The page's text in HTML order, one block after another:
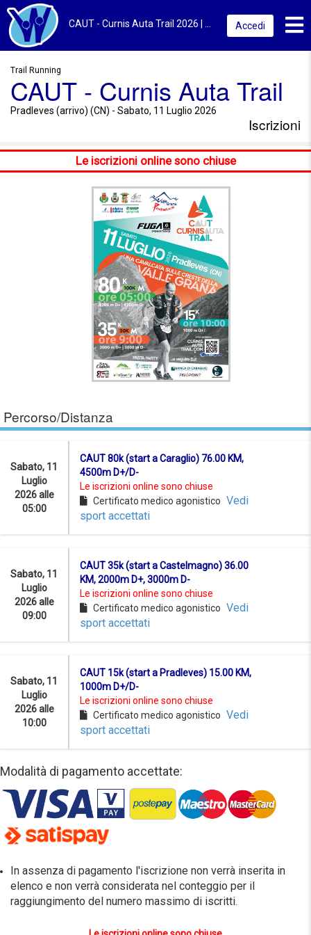
Accedi
Trail Running
CAUT - Curnis Auta Trail
Pradleves (arrivo) (CN) - Sabato, 11 Luglio 2026
Iscrizioni
Le iscrizioni online sono chiuse
Percorso/Distanza
Sabato, 11
Luglio
2026 alle
05:00
CAUT 80k (start a Caraglio) 76.00 KM,
4500m D+/D-
Le iscrizioni online sono chiuse
Certificato medico agonistico Vedi
sport accettati
Sabato, 11
Luglio
2026 alle
09:00
CAUT 35k (start a Castelmagno) 36.00
KM, 2000m D+, 3000m D-
Le iscrizioni online sono chiuse
Certificato medico agonistico Vedi
sport accettati
Sabato, 11
Luglio
2026 alle
10:00
CAUT 15k (start a Pradleves) 15.00 KM,
1000m D+/D-
Le iscrizioni online sono chiuse
Certificato medico agonistico Vedi
sport accettati
Modalità di pagamento accettate:
In assenza di pagamento l'iscrizione non verrà inserita in
elenco e non verrà considerata nel conteggio per il
raggiungimento del numero massimo di iscritti.